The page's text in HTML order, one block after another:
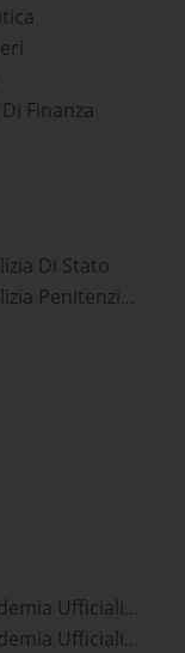
Finanza
Di Stato
Concorso Vice Ispettori Polizia Penitenziaria
Test Psicoattitudinali Accademia Ufficiali Aeronautica Militare
Test Psicoattitudinali Accademia Ufficiali Carabinieri